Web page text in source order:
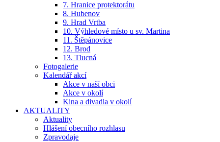
7. Hranice protektorátu
8. Hubenov
9. Hrad Vrtba
10. Výhledové místo u sv. Martina
11. Štěpánovice
12. Brod
13. Tlucná
Fotogalerie
Kalendář akcí
Akce v naší obci
Akce v okolí
Kina a divadla v okolí
AKTUALITY
Aktuality
Hlášení obecního rozhlasu
Zpravodaje